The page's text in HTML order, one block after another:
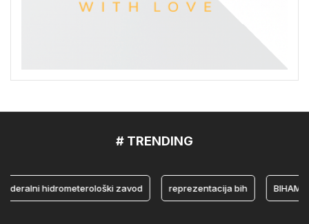
# TRENDING
hidrometerološki zavod reprezentacija bih BIHAMK